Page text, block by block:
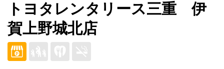
トヨタレンタリース三重 伊
賀上野城北店